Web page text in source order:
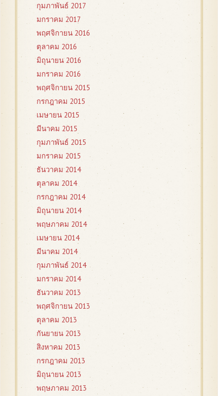
กุมภาพันธ์ 2017
มกราคม 2017
พฤศจิกายน 2016
ตุลาคม 2016
มิถุนายน 2016
มกราคม 2016
พฤศจิกายน 2015
กรกฎาคม 2015
เมษายน 2015
มีนาคม 2015
กุมภาพันธ์ 2015
มกราคม 2015
ธันวาคม 2014
ตุลาคม 2014
กรกฎาคม 2014
มิถุนายน 2014
พฤษภาคม 2014
เมษายน 2014
มีนาคม 2014
กุมภาพันธ์ 2014
มกราคม 2014
ธันวาคม 2013
พฤศจิกายน 2013
ตุลาคม 2013
กันยายน 2013
สิงหาคม 2013
กรกฎาคม 2013
มิถุนายน 2013
พฤษภาคม 2013